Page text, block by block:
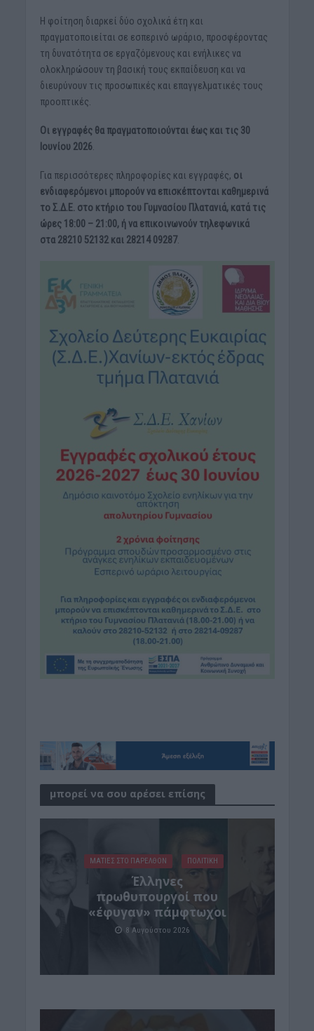
Η φοίτηση διαρκεί δύο σχολικά έτη και
πραγματοποιείται σε εσπερινό ωράριο, προσφέροντας
τη δυνατότητα σε εργαζόμενους και ενήλικες να
ολοκληρώσουν τη βασική τους εκπαίδευση και να
διευρύνουν τις προσωπικές και επαγγελματικές τους
προοπτικές.
Οι εγγραφές θα πραγματοποιούνται έως και τις 30
Ιουνίου 2026.
Για περισσότερες πληροφορίες και εγγραφές, οι
ενδιαφερόμενοι μπορούν να επισκέπτονται καθημερινά
το Σ.Δ.Ε. στο κτήριο του Γυμνασίου Πλατανιά, κατά τις
ώρες 18:00 – 21:00, ή να επικοινωνούν τηλεφωνικά
στα 28210 52132 και 28214 09287.
μπορεί να σου αρέσει επίσης
ΜΑΤΙΕΣ ΣΤΟ ΠΑΡΕΛΘΟΝ ΠΟΛΙΤΙΚΗ
Έλληνες
πρωθυπουργοί που
«έφυγαν» πάμφτωχοι
8 Αυγούστου 2026